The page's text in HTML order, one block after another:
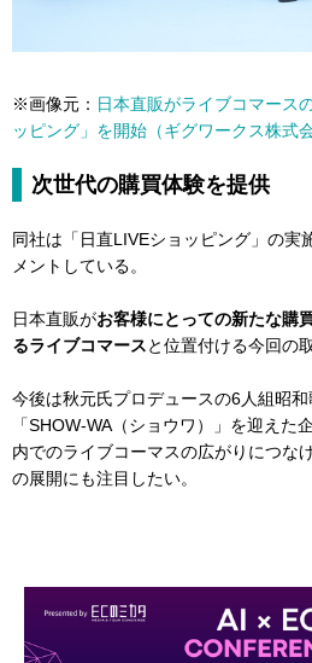
※画像元： 日本直販がライブコマース
ッピング」を開始（ギグワークス株式会
次世代の購買体験を提供
同社は「日直LIVEショッピング」の実
メントしている。
日本直販がお客様にとっての新たな購
るライブコマースと位置付ける今回の
今後は秋元氏プロデュースの6人組昭
「SHOW-WA（ショウワ）」を迎えた
内でのライブコーマスの広がりにつな
の展開にも注目したい。